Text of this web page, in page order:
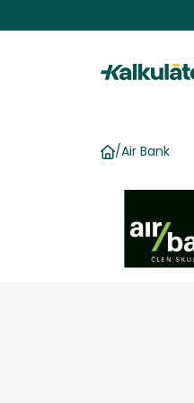
Kalkulátor.cz
Domů
/Air Bank